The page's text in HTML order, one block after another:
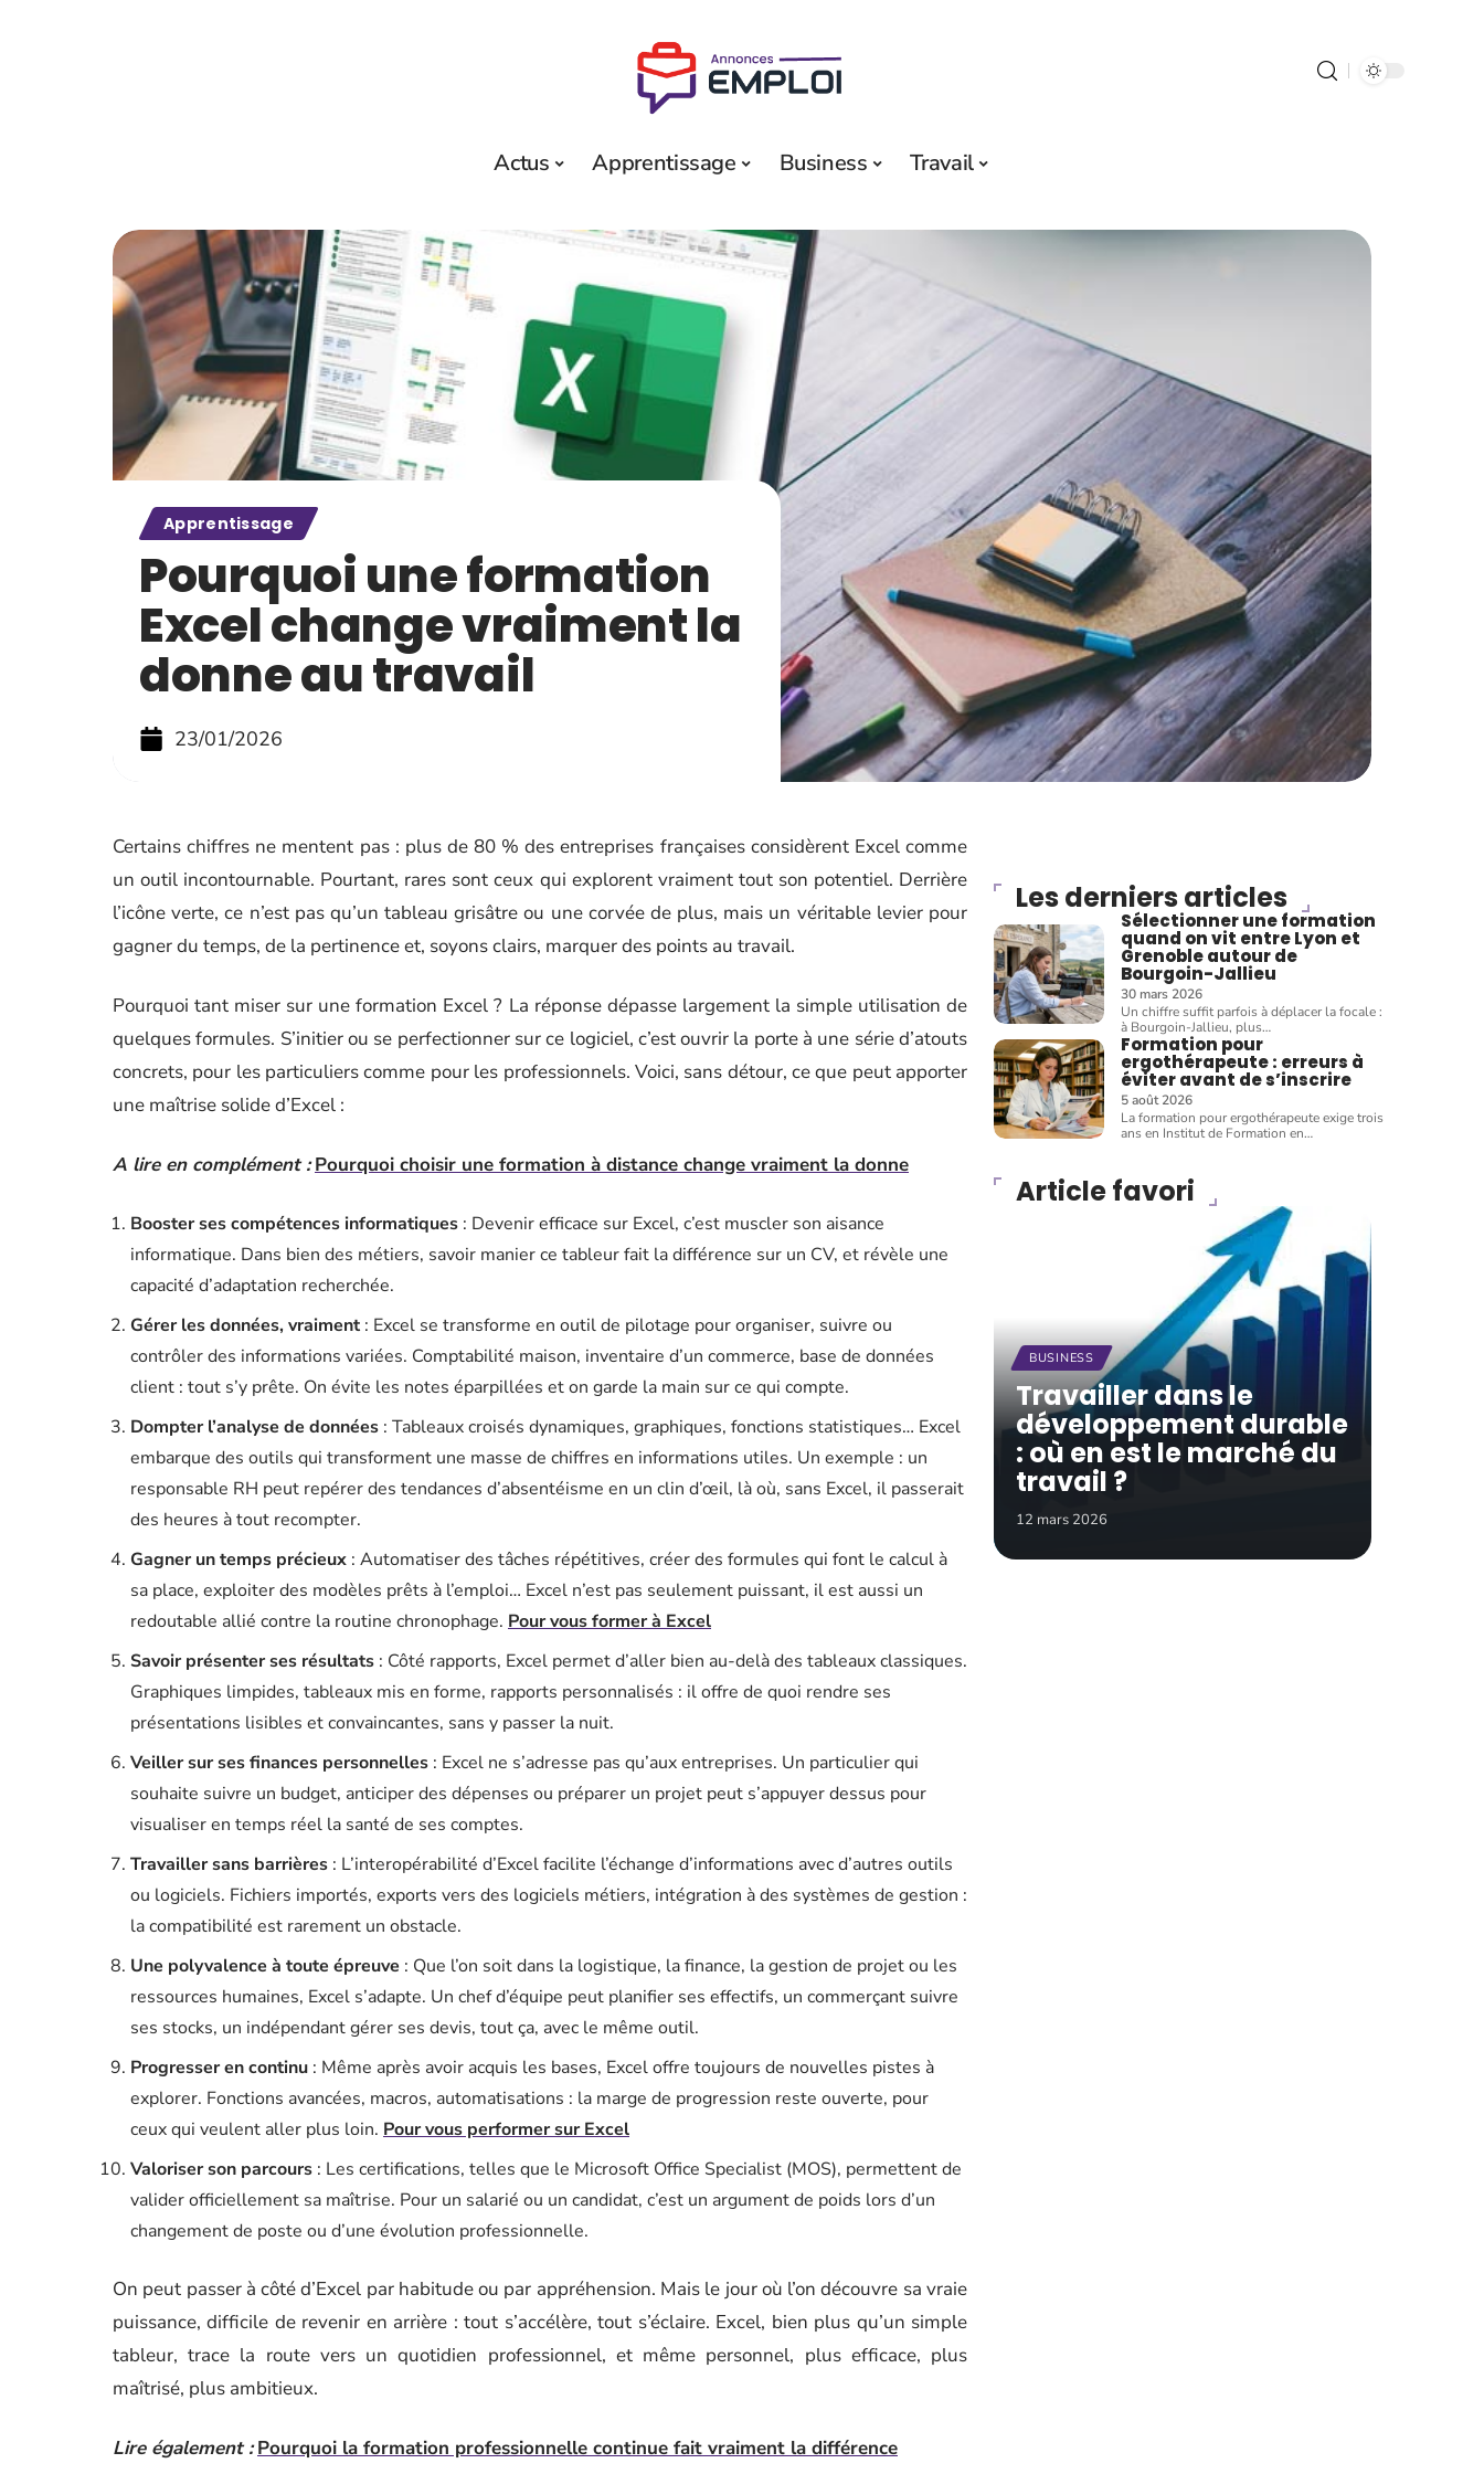
Actus Apprentissage Business Travail
Apprentissage
Pourquoi une formation
Excel change vraiment la
donne au travail
23/01/2026
Certains chiffres ne mentent pas : plus de 80 % des entreprises françaises considèrent Excel comme
un outil incontournable. Pourtant, rares sont ceux qui explorent vraiment tout son potentiel. Derrière
l’icône verte, ce n’est pas qu’un tableau grisâtre ou une corvée de plus, mais un véritable levier pour
gagner du temps, de la pertinence et, soyons clairs, marquer des points au travail.
Pourquoi tant miser sur une formation Excel ? La réponse dépasse largement la simple utilisation de
quelques formules. S’initier ou se perfectionner sur ce logiciel, c’est ouvrir la porte à une série d’atouts
concrets, pour les particuliers comme pour les professionnels. Voici, sans détour, ce que peut apporter
une maîtrise solide d’Excel :
A lire en complément : Pourquoi choisir une formation à distance change vraiment la donne
Booster ses compétences informatiques : Devenir efficace sur Excel, c’est muscler son aisance
informatique. Dans bien des métiers, savoir manier ce tableur fait la différence sur un CV, et révèle une
capacité d’adaptation recherchée.
Gérer les données, vraiment : Excel se transforme en outil de pilotage pour organiser, suivre ou
contrôler des informations variées. Comptabilité maison, inventaire d’un commerce, base de données
client : tout s’y prête. On évite les notes éparpillées et on garde la main sur ce qui compte.
Dompter l’analyse de données : Tableaux croisés dynamiques, graphiques, fonctions statistiques… Excel
embarque des outils qui transforment une masse de chiffres en informations utiles. Un exemple : un
responsable RH peut repérer des tendances d’absentéisme en un clin d’œil, là où, sans Excel, il passerait
des heures à tout recompter.
Gagner un temps précieux : Automatiser des tâches répétitives, créer des formules qui font le calcul à
sa place, exploiter des modèles prêts à l’emploi… Excel n’est pas seulement puissant, il est aussi un
redoutable allié contre la routine chronophage. Pour vous former à Excel
Savoir présenter ses résultats : Côté rapports, Excel permet d’aller bien au-delà des tableaux classiques.
Graphiques limpides, tableaux mis en forme, rapports personnalisés : il offre de quoi rendre ses
présentations lisibles et convaincantes, sans y passer la nuit.
Veiller sur ses finances personnelles : Excel ne s’adresse pas qu’aux entreprises. Un particulier qui
souhaite suivre un budget, anticiper des dépenses ou préparer un projet peut s’appuyer dessus pour
visualiser en temps réel la santé de ses comptes.
Travailler sans barrières : L’interopérabilité d’Excel facilite l’échange d’informations avec d’autres outils
ou logiciels. Fichiers importés, exports vers des logiciels métiers, intégration à des systèmes de gestion :
la compatibilité est rarement un obstacle.
Une polyvalence à toute épreuve : Que l’on soit dans la logistique, la finance, la gestion de projet ou les
ressources humaines, Excel s’adapte. Un chef d’équipe peut planifier ses effectifs, un commerçant suivre
ses stocks, un indépendant gérer ses devis, tout ça, avec le même outil.
Progresser en continu : Même après avoir acquis les bases, Excel offre toujours de nouvelles pistes à
explorer. Fonctions avancées, macros, automatisations : la marge de progression reste ouverte, pour
ceux qui veulent aller plus loin. Pour vous performer sur Excel
Valoriser son parcours : Les certifications, telles que le Microsoft Office Specialist (MOS), permettent de
valider officiellement sa maîtrise. Pour un salarié ou un candidat, c’est un argument de poids lors d’un
changement de poste ou d’une évolution professionnelle.
On peut passer à côté d’Excel par habitude ou par appréhension. Mais le jour où l’on découvre sa vraie
puissance, difficile de revenir en arrière : tout s’accélère, tout s’éclaire. Excel, bien plus qu’un simple
tableur, trace la route vers un quotidien professionnel, et même personnel, plus efficace, plus
maîtrisé, plus ambitieux.
Lire également : Pourquoi la formation professionnelle continue fait vraiment la différence
Les derniers articles
Sélectionner une formation
quand on vit entre Lyon et
Grenoble autour de
Bourgoin-Jallieu
30 mars 2026
Un chiffre suffit parfois à déplacer la focale :
à Bourgoin-Jallieu, plus…
Formation pour
ergothérapeute : erreurs à
éviter avant de s’inscrire
5 août 2026
La formation pour ergothérapeute exige trois
ans en Institut de Formation en…
Article favori
BUSINESS
Travailler dans le
développement durable
: où en est le marché du
travail ?
12 mars 2026